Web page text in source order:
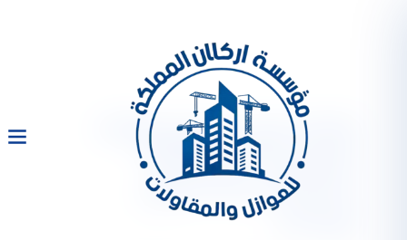
شركة عزل اسطح وخزانات
بالرياض 0533334179
بستخدام مادة البولى
يوريثان